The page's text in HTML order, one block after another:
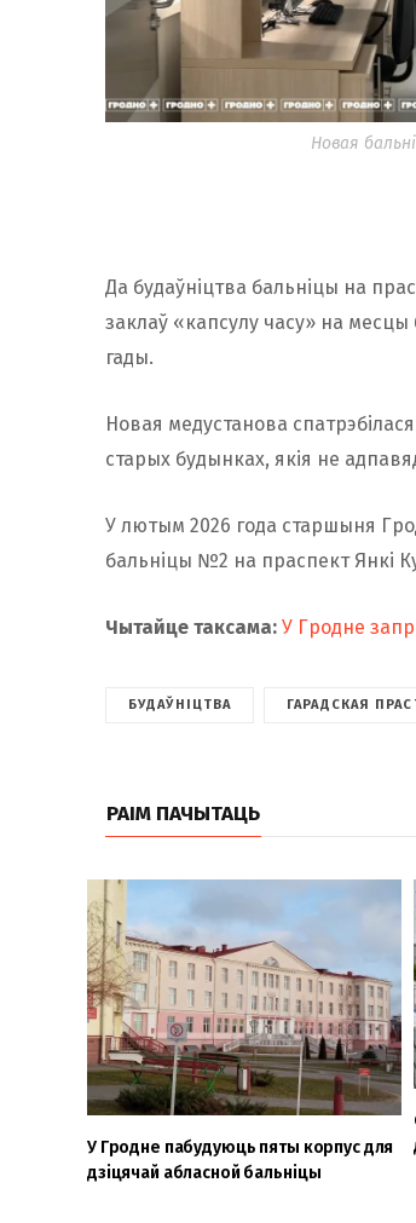
Новая
Да будаўніцтва бальніцы на
заклаў «капсулу часу» на месцы
гады.
Новая медустанова
старых будынках, якія не
У лютым 2026 года старшыня
бальніцы №2 на праспект Янкі
Чытайце таксама: У Гродне
БУДАЎНІЦТВА ГАРАДСКАЯ
РАІМ ПАЧЫТАЦЬ
У Гродне пабудуюць пяты корпус для
дзіцячай абласной бальніцы